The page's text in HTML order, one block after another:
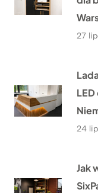
27
24
Jak